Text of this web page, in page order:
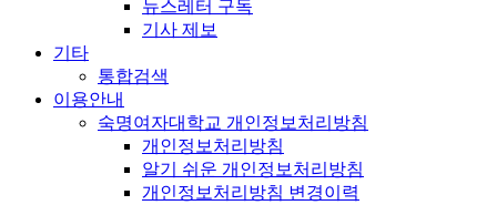
뉴스레터 구독
기사 제보
기타
통합검색
이용안내
숙명여자대학교 개인정보처리방침
개인정보처리방침
알기 쉬운 개인정보처리방침
개인정보처리방침 변경이력